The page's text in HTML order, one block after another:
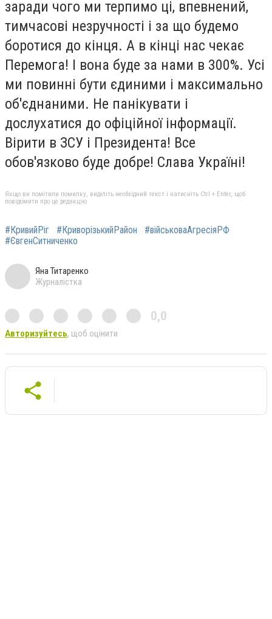
заради чого ми терпимо ці, впевнений,
тимчасові незручності і за що будемо
боротися до кінця. А в кінці нас чекає
Перемога! І вона буде за нами в 300%. Усі
ми повинні бути єдиними і максимально
об'єднаними. Не панікувати і
дослухатися до офіційної інформації.
Вірити в ЗСУ і Президента! Все
обов'язково буде добре! Слава Україні!
Якщо ви помітили помилку, виділіть необхідний текст і натисніть Ctrl + Enter, щоб
повідомити про це редакцію
#КривийРіг #КриворізькийРайон
#військоваАгресіяРФ
#ЄвгенСитниченко
Яна Титаренко
Журналістка
0,0
Авторизуйтесь, щоб оцінити